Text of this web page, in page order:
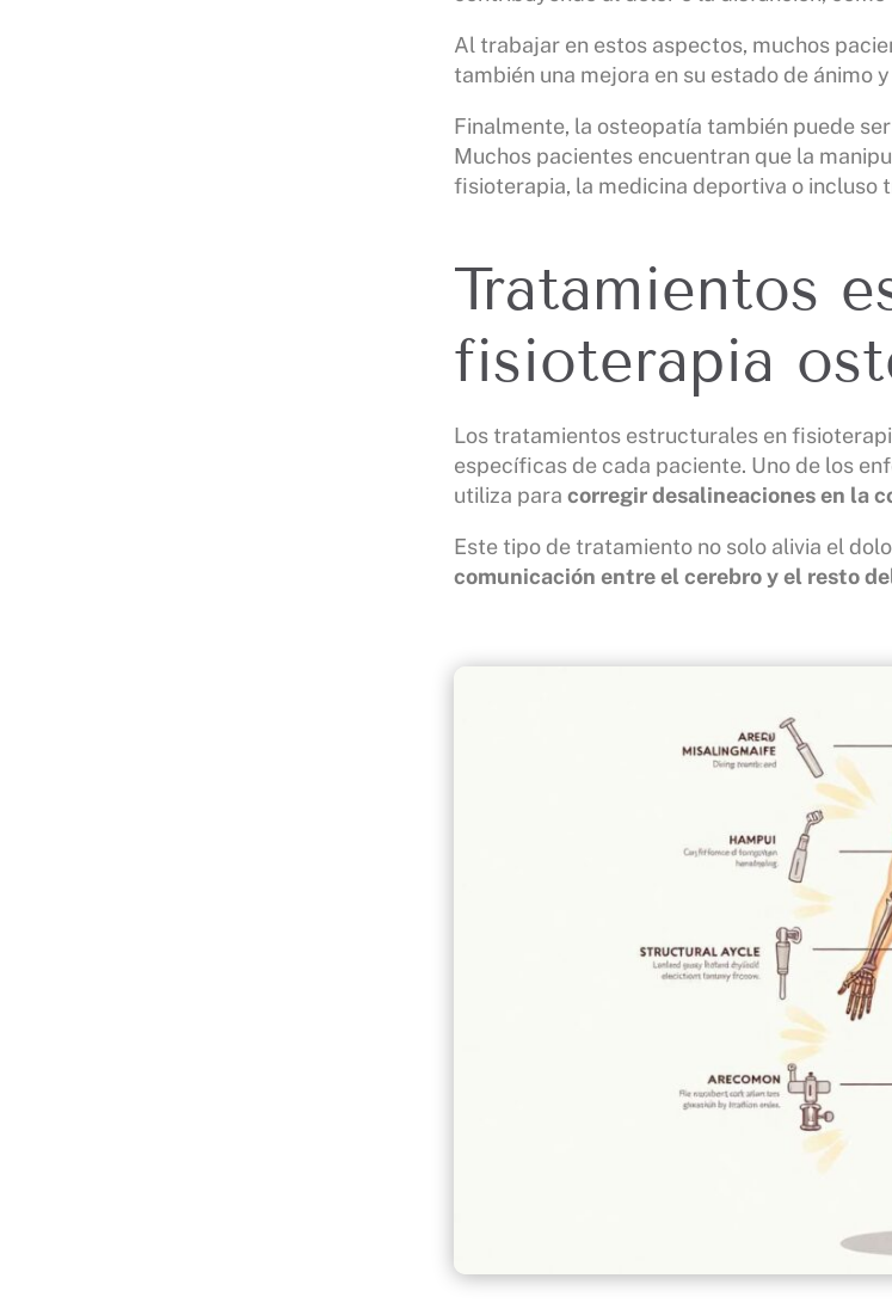
Al trabajar en estos aspectos, muchos
también una mejora en su estado de ánimo
Finalmente, la osteopatía también puede
Muchos pacientes encuentran que la
fisioterapia, la medicina deportiva o incluso
Tratamientos
fisioterapia
Los tratamientos estructurales en
específicas de cada paciente. Uno de los
utiliza para corregir desalineaciones en la
Este tipo de tratamiento no solo alivia el
comunicación entre el cerebro y el resto